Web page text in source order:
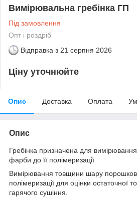
Вимірювальна гребінка ГП
Під замовлення
Опт і роздріб
Відправка з 21 серпня 2026
Ціну уточнюйте
Опис Доставка Оплата
Опис
Гребінка призначена для
фарби до її полімеризації
Вимірювання товщини шару
полімеризації для оцінки остаточної
гарячого сушіння.